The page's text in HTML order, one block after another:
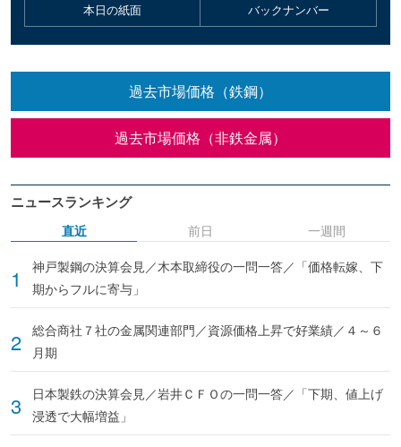
本日の紙面 バックナンバー
過去市場価格（鉄鋼）
過去市場価格（非鉄金属）
ニュースランキング
直近
神戸製鋼の決算会見／木本取締役の一問一答／「価格転嫁、下
期からフルに寄与」
総合商社７社の金属関連部門／資源価格上昇で好業績／４～６
月期
日本製鉄の決算会見／岩井ＣＦＯの一問一答／「下期、値上げ
浸透で大幅増益」
前日 一週間